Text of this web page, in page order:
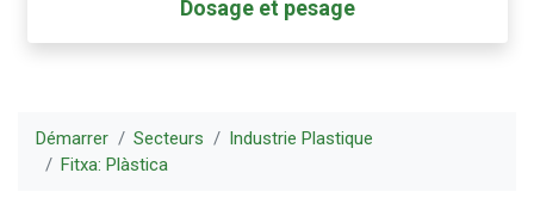
Dosage et pesage
Démarrer Secteurs
Industrie Plastique
Fitxa: Plàstica